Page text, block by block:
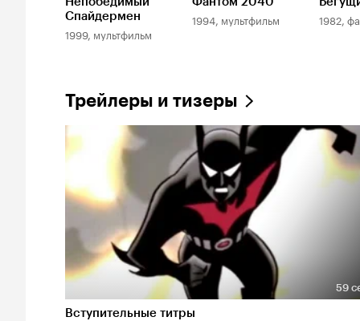
Спайдермен
1999, мультфильм
1994, мультфильм 1982,
Трейлеры и тизеры
Длительность 59 сек
59
Вступительные титры